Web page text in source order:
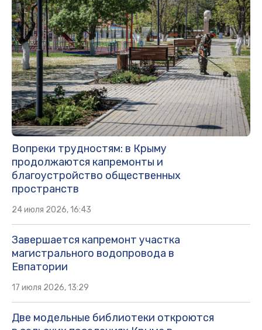
Вопреки трудностям: в Крыму
продолжаются капремонты и
благоустройство общественных
пространств
24 июля 2026, 16:43
Завершается капремонт участка
магистрального водопровода в
Евпатории
17 июля 2026, 13:29
Две модельные библиотеки откроются